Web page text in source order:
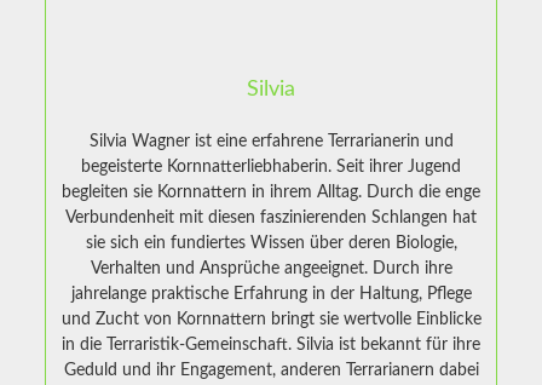
Silvia
Silvia Wagner ist eine erfahrene Terrarianerin und
begeisterte Kornnatterliebhaberin. Seit ihrer Jugend
begleiten sie Kornnattern in ihrem Alltag. Durch die enge
Verbundenheit mit diesen faszinierenden Schlangen hat
sie sich ein fundiertes Wissen über deren Biologie,
Verhalten und Ansprüche angeeignet. Durch ihre
jahrelange praktische Erfahrung in der Haltung, Pflege
und Zucht von Kornnattern bringt sie wertvolle Einblicke
in die Terraristik-Gemeinschaft. Silvia ist bekannt für ihre
Geduld und ihr Engagement, anderen Terrarianern dabei